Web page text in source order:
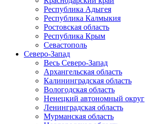
Республика Адыгея
Республика Калмыкия
Ростовская область
Республика Крым
Севастополь
Северо-Запад
Весь Северо-Запад
Архангельская область
Калининградская область
Вологодская область
Ненецкий автономный округ
Ленинградская область
Мурманская область